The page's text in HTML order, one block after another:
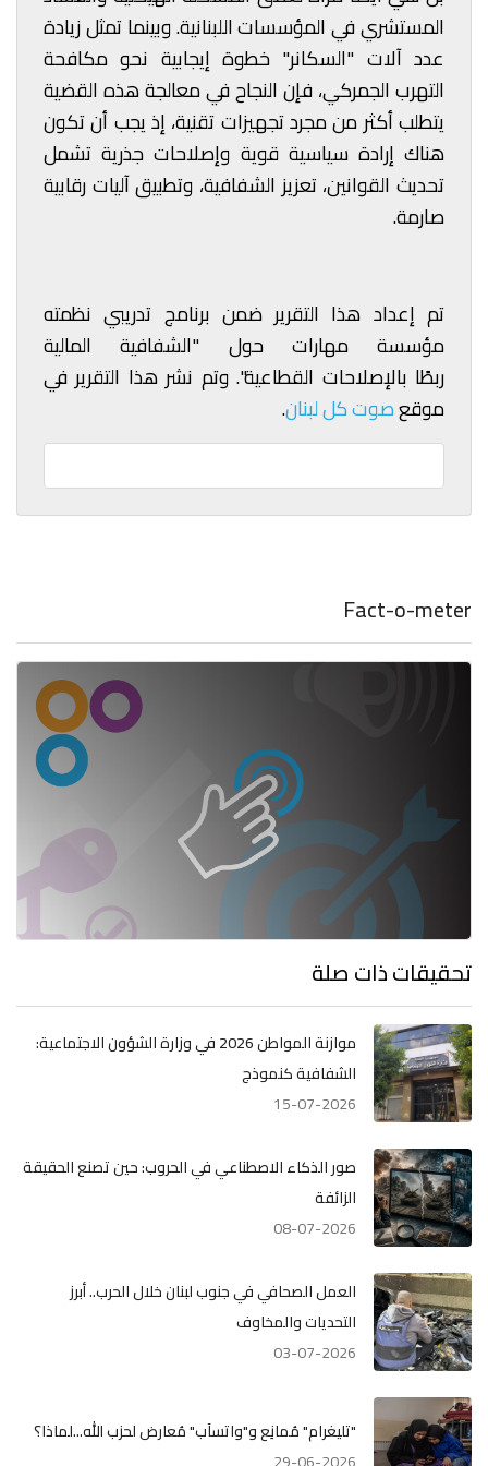
المستشري في المؤسسات اللبنانية. وبينما تمثل زيادة
عدد آلات "السكانر" خطوة إيجابية نحو مكافحة
التهرب الجمركي، فإن النجاح في معالجة هذه القضية
يتطلب أكثر من مجرد تجهيزات تقنية، إذ يجب أن تكون
هناك إرادة سياسية قوية وإصلاحات جذرية تشمل
تحديث القوانين، تعزيز الشفافية، وتطبيق آليات رقابية
صارمة.
تم إعداد هذا التقرير ضمن برنامج تدريبي نظمته
مؤسسة مهارات حول "الشفافية المالية
ربطًا بالإصلاحات القطاعية". وتم نشر هذا التقرير في
موقعصوت كل لبنان.
Fact-o-meter
تحقيقات ذات صلة
موازنة المواطن 2026 في وزارة الشؤون الاجتماعية:
الشفافية كنموذج
15-07-2026
صور الذكاء الاصطناعي في الحروب: حين تصنع الحقيقة
الزائفة
08-07-2026
العمل الصحافي في جنوب لبنان خلال الحرب.. أبرز
التحديات والمخاوف
03-07-2026
"تليغرام" مُمانِع و"واتسآب" مُعارض لحزب الله...لماذا؟